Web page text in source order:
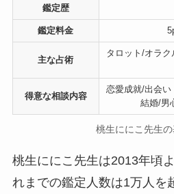
鑑定歴
鑑定料金
主な占術
タロット/オラ
得意な相談内容
恋愛成就/出会
結婚/男
桃生ににこ先生
桃生ににこ先生は2013年頃
れまでの鑑定人数は1万人を